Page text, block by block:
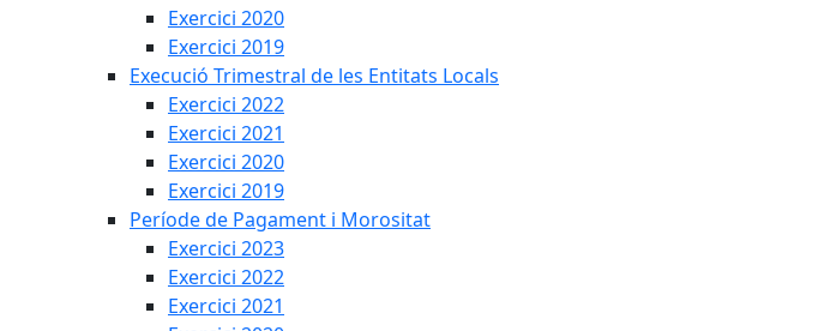
Exercici 2020
Exercici 2019
Execució Trimestral de les Entitats Locals
Exercici 2022
Exercici 2021
Exercici 2020
Exercici 2019
Període de Pagament i Morositat
Exercici 2023
Exercici 2022
Exercici 2021